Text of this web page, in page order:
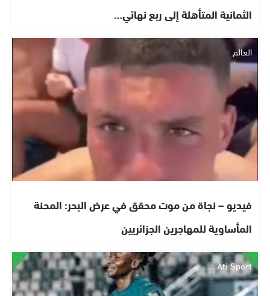
الثمانية المتأهلة إلى ربع نهائي…
العالم
فيديو – نجاة من موت محقق في عرض البحر: المحنة
المأساوية للمهاجرين الجزائريين
Ati Sport